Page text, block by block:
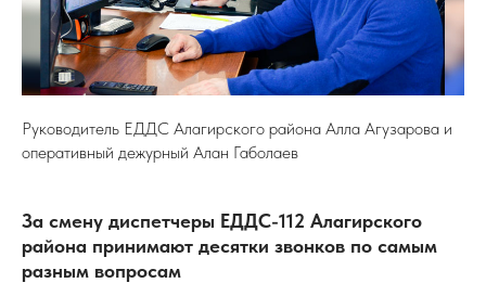
Руководитель ЕДДС Алагирского района Алла Агузарова и
оперативный дежурный Алан Габолаев
За смену диспетчеры ЕДДС-112 Алагирского
района принимают десятки звонков по самым
разным вопросам